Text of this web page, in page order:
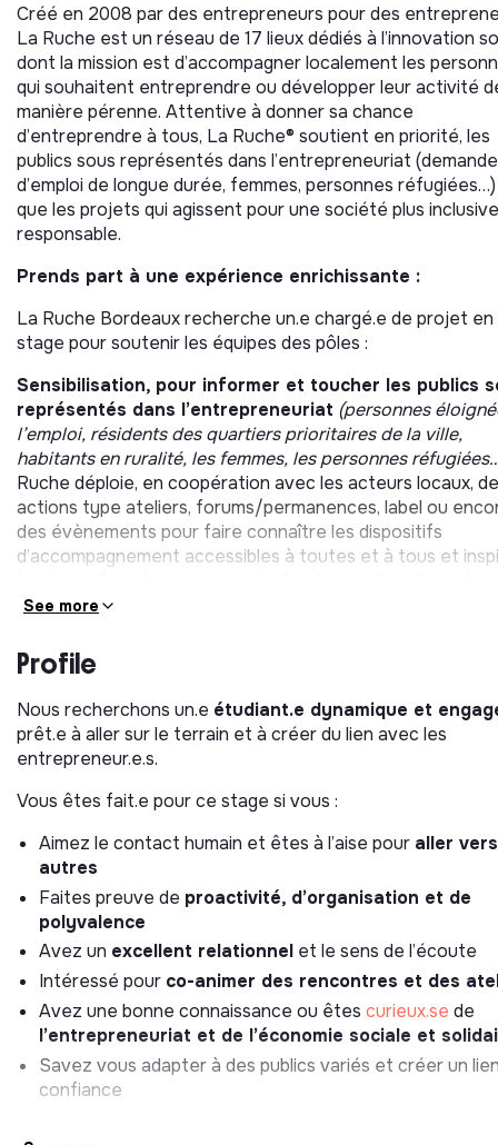
Créé en 2008 par des entrepreneurs pour des
La Ruche est un réseau de 17 lieux dédiés à l’innovation
dont la mission est d’accompagner localement les
qui souhaitent entreprendre ou développer leur activité
manière pérenne. Attentive à donner sa chance
d’entreprendre à tous, La Ruche® soutient en priorité, les
publics sous représentés dans l’entrepreneuriat
d’emploi de longue durée, femmes, personnes réfugiées…)
que les projets qui agissent pour une société plus
responsable.
Prends part à une expérience enrichissante :
La Ruche Bordeaux recherche un.e chargé.e de projet en
stage pour soutenir les équipes des pôles :
Sensibilisation, pour informer et toucher les publics
représentés dans l’entrepreneuriat (personnes
l’emploi, résidents des quartiers prioritaires de la ville,
habitants en ruralité, les femmes, les personnes
Ruche déploie, en coopération avec les acteurs locaux,
actions type ateliers, forums/permanences, label ou
des évènements pour faire connaître les dispositifs
d’accompagnement accessibles à toutes et à tous et
entrepreneuriale ! Nous déployons notamment le
Bordeaux-Sud et Bègles
Incubation, pour contribuer à un entrepreneuriat
et responsable.La Ruche anime des programmes
d’accompagnement pour donner la chance à chacun
d’entreprendre ainsi que pour soutenir des projets
impact social et environnemental. La Ruche propose une
d’accompagnement diversifiée allant de l’idéation d’un
développement d’une entreprise : 🐝Booster, 🐝
Emergence
Accélérateur Création Développement, 🐝Les
Transition🐝Tempo
Les missions clés du poste :
1. Contribuer à la mobilisation des entrepreneur.e.s
Participer à desévénements locaux (forums, salons,
ateliers, marchés d’entrepreneurs, etc.) pour identifier
nouveaux porteurs de projets,
See more
Profile
Nous recherchons un.e étudiant.e dynamique et
prêt.e à aller sur le terrain et à créer du lien avec les
entrepreneur.e.s.
Vous êtes fait.e pour ce stage si vous :
Aimez le contact humain et êtes à l’aise pour aller
autres
Faites preuve de proactivité, d’organisation et de
polyvalence
Avez un excellent relationnel et le sens de l’écoute
Intéressé pour co-animer des rencontres et des
Avez une bonne connaissance ou êtes curieux.se de
l’entrepreneuriat et de l’économie sociale et
Savez vous adapter à des publics variés et créer un
confiance